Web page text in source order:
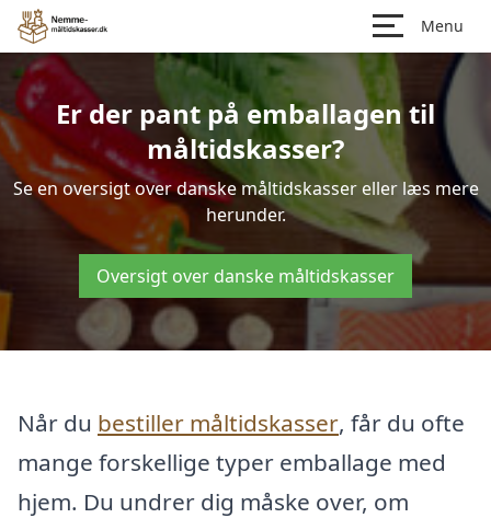
Menu
Er der pant på emballagen til
måltidskasser?
Se en oversigt over danske måltidskasser eller læs mere
herunder.
Oversigt over danske måltidskasser
Når du bestiller måltidskasser, får du ofte
mange forskellige typer emballage med
hjem. Du undrer dig måske over, om